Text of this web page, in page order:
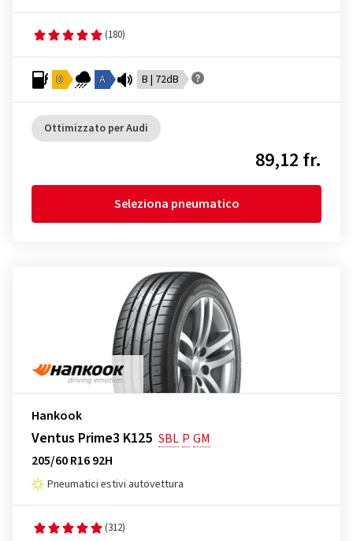
(180)
D A B | 72dB
Ottimizzato per Audi
89,12 fr.
Seleziona pneumatico
Hankook
Ventus Prime3 K125 SBL P GM
205/60 R16 92H
Pneumatici estivi autovettura
(312)